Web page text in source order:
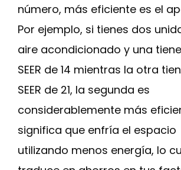
número, más eficiente es el
Por ejemplo, si tienes dos
aire acondicionado y una
SEER de 14 mientras la otra
SEER de 21, la segunda es
considerablemente más
significa que enfría el espacio
utilizando menos energía, lo